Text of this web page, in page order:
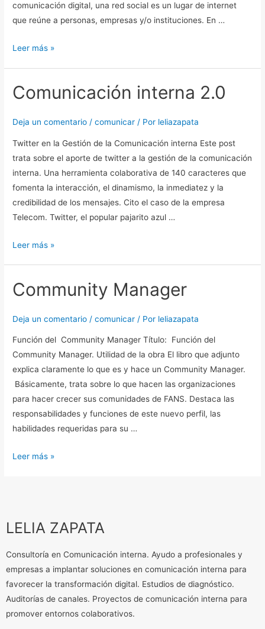
comunicación digital, una red social es un lugar de internet
que reúne a personas, empresas y/o instituciones. En …
Leer más »
Comunicación interna 2.0
Deja un comentario /comunicar / Por leliazapata
Twitter en la Gestión de la Comunicación interna Este post
trata sobre el aporte de twitter a la gestión de la comunicación
interna. Una herramienta colaborativa de 140 caracteres que
fomenta la interacción, el dinamismo, la inmediatez y la
credibilidad de los mensajes. Cito el caso de la empresa
Telecom. Twitter, el popular pajarito azul …
Comunicación
interna
2.0
Leer más »
Community Manager
Deja un comentario /comunicar / Por leliazapata
Función del Community Manager Título: Función del
Community Manager. Utilidad de la obra El libro que adjunto
explica claramente lo que es y hace un Community Manager.
Básicamente, trata sobre lo que hacen las organizaciones
para hacer crecer sus comunidades de FANS. Destaca las
responsabilidades y funciones de este nuevo perfil, las
habilidades requeridas para su …
Community
Manager
Leer más »
LELIA ZAPATA
Consultoría en Comunicación interna. Ayudo a profesionales y
empresas a implantar soluciones en comunicación interna para
favorecer la transformación digital. Estudios de diagnóstico.
Auditorías de canales. Proyectos de comunicación interna para
promover entornos colaborativos.